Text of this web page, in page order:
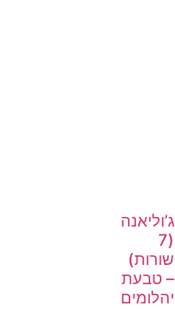
ג’וליאנה
(7
שורות)
– טבעת
יהלומים